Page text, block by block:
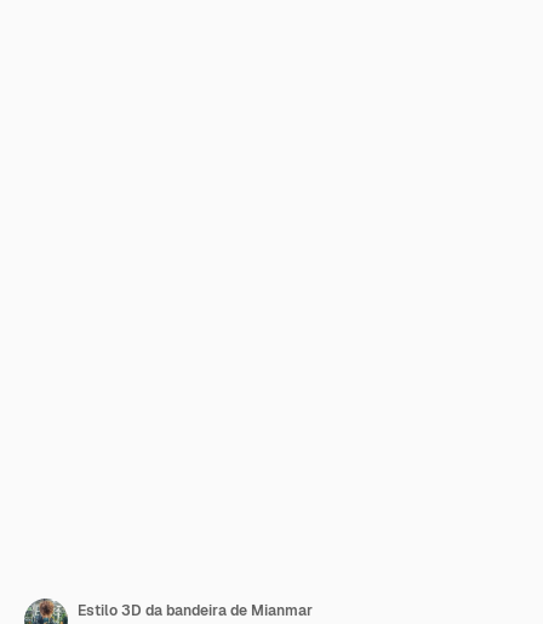
Estilo 3D da bandeira de Mianmar